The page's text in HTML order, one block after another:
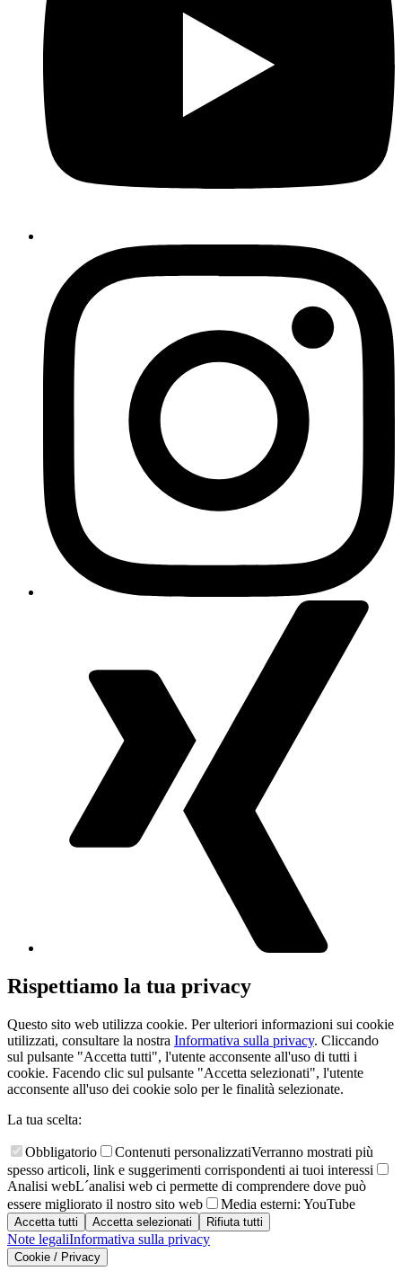
Rispettiamo la tua privacy
Questo sito web utilizza cookie. Per ulteriori informazioni sui cookie
utilizzati, consultare la nostra Informativa sulla privacy. Cliccando
sul pulsante "Accetta tutti", l'utente acconsente all'uso di tutti i
cookie. Facendo clic sul pulsante "Accetta selezionati", l'utente
acconsente all'uso dei cookie solo per le finalità selezionate.
La tua scelta:
Obbligatorio Contenuti personalizzatiVerranno mostrati più
spesso articoli, link e suggerimenti corrispondenti ai tuoi interessi
Analisi webL´analisi web ci permette di comprendere dove può
essere migliorato il nostro sito web
Media esterni: YouTube
Accetta tutti Accetta selezionati Rifiuta tutti
Note legaliInformativa sulla privacy
Cookie / Privacy